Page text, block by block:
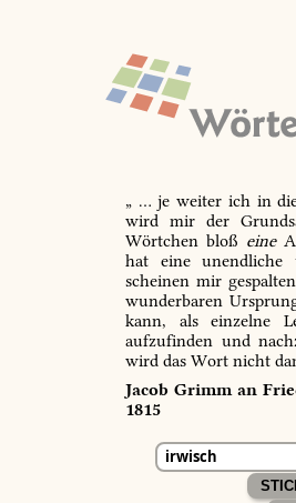
„ … je weiter ich in
wird mir der
Wörtchen bloß eine
hat eine unendliche
scheinen mir
wunderbaren
kann, als einzelne
aufzufinden und
wird das Wort nicht
Jacob Grimm an
1815